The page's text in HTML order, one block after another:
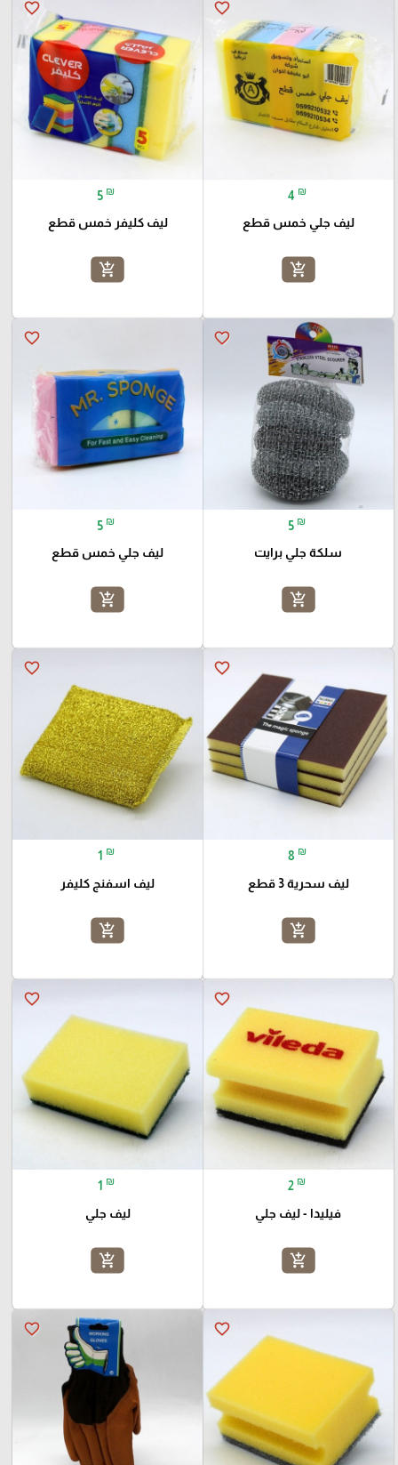
favorite_border
4 ₪
ليف جلي خمس قطع
add_shopping_cart
favorite_border
5 ₪
ليف كليفر خمس قطع
add_shopping_cart
favorite_border
5 ₪
سلكة جلي برايت
add_shopping_cart
favorite_border
5 ₪
ليف جلي خمس قطع
add_shopping_cart
favorite_border
8 ₪
ليف سحرية 3 قطع
add_shopping_cart
favorite_border
1 ₪
ليف اسفنج كليفر
add_shopping_cart
favorite_border
2 ₪
فيليدا - ليف جلي
add_shopping_cart
favorite_border
1 ₪
ليف جلي
add_shopping_cart
favorite_border
favorite_border